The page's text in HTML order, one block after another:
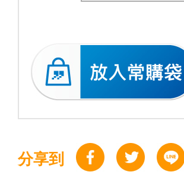
分享到